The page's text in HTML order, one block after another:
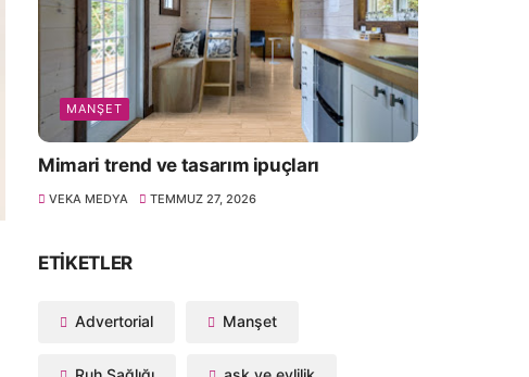
MANŞET
Mimari trend ve tasarım ipuçları
VEKA MEDYA TEMMUZ 27, 2026
ETIKETLER
Advertorial Manşet